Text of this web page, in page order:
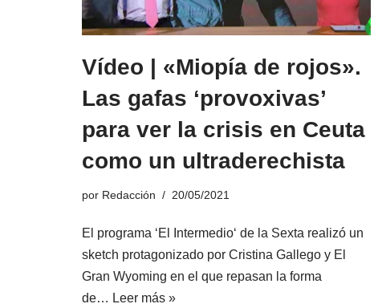
Vídeo | «Miopía de rojos».
Las gafas ‘provoxivas’
para ver la crisis en Ceuta
como un ultraderechista
por Redacción 20/05/2021
El programa ‘El Intermedio‘ de la Sexta realizó un
sketch protagonizado por Cristina Gallego y El
Gran Wyoming en el que repasan la forma
de… Leer más »